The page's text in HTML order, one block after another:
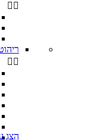
 
 
הצג